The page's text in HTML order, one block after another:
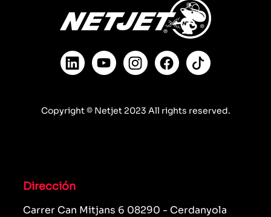
Copyright © Netjet 2023 All rights reserved.
Dirección
Carrer Can Mitjans 6 08290 - Cerdanyola